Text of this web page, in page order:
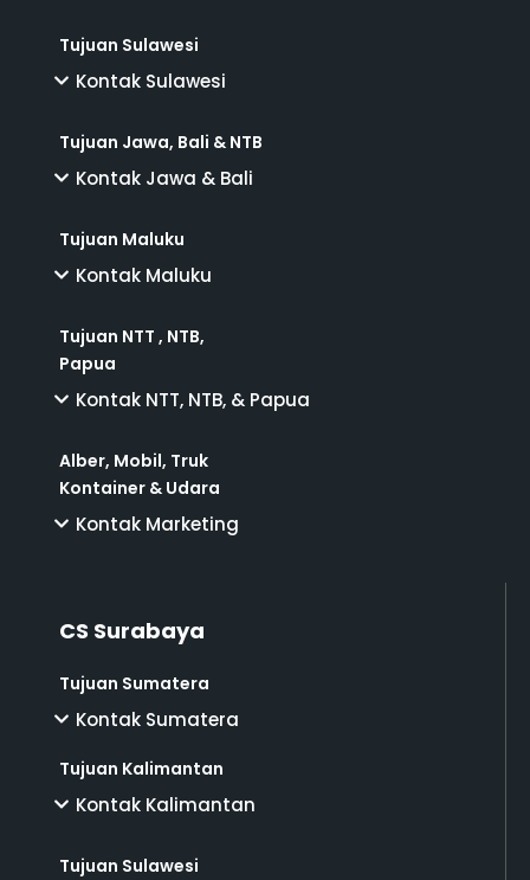
Tujuan Sulawesi
Kontak Sulawesi
Tujuan Jawa, Bali & NTB
Kontak Jawa & Bali
Tujuan Maluku
Kontak Maluku
Tujuan NTT , NTB,
Papua
Kontak NTT, NTB, & Papua
Alber, Mobil, Truk
Kontainer & Udara
Kontak Marketing
CS Surabaya
Tujuan Sumatera
Kontak Sumatera
Tujuan Kalimantan
Kontak Kalimantan
Tujuan Sulawesi